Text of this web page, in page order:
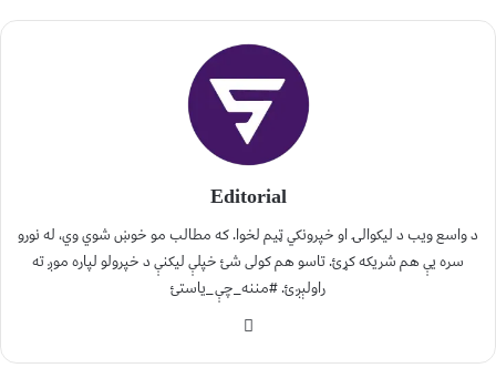
Editorial
د واسع ویب د لیکوالۍ او خپرونکي ټیم لخوا. که مطالب مو خوښ شوي وي، له نورو
سره یې هم شریکه کړئ. تاسو هم کولی شئ خپلې لیکنې د خپرولو لپاره موږ ته
راولېږئ. #مننه_چې_یاستئ